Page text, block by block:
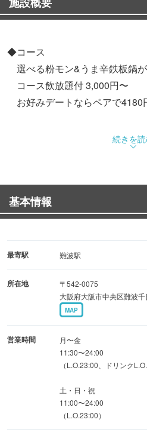
◆コース
選べる粉モン&うま辛鉄板鍋
コース飲放題付 3,000円〜
お好みデートならペアで4180
◆初めてでも美味しく作れるお好
オリジナルブレンドした粉と
ザクザク混ぜて鉄板に乗せま
失敗しない美味しい作り方マニ
各個室に置いています♪
◆気軽に通える雰囲気も◎
お仕事帰りにぷらっとお立ち寄
1名様も団体様も個室へご案内♪
修学旅行、校外学習のお食事
ご利用いただけます。お気軽
続きを
基本情報
最寄駅 難波駅
所在地
〒542-0075
大阪府大阪市中央区難波
MAP
営業時間
月〜金
11:30〜24:00
（L.O.23:00、ドリンク
土・日・祝
11:00〜24:00
（L.O.23:00）